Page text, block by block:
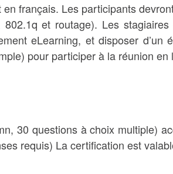
français. Les participants
et routage). Les
eLearning, et disposer d’un
pour participer à la réunion en
30 questions à choix multiple)
requis) La certification est